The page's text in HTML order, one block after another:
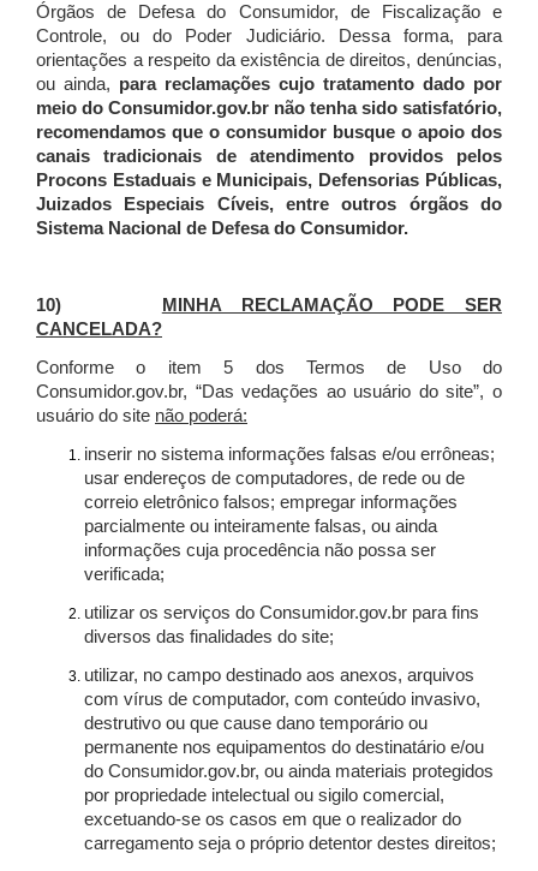
Órgãos de Defesa do Consumidor, de Fiscalização e
Controle, ou do Poder Judiciário. Dessa forma, para
orientações a respeito da existência de direitos, denúncias,
ou ainda, para reclamações cujo tratamento dado por
meio do Consumidor.gov.br não tenha sido satisfatório,
recomendamos que o consumidor busque o apoio dos
canais tradicionais de atendimento providos pelos
Procons Estaduais e Municipais, Defensorias Públicas,
Juizados Especiais Cíveis, entre outros órgãos do
Sistema Nacional de Defesa do Consumidor.
10)
MINHA RECLAMAÇÃO PODE SER
CANCELADA?
Conforme o item 5 dos Termos de Uso do
Consumidor.gov.br, “Das vedações ao usuário do site”, o
usuário do site não poderá:
inserir no sistema informações falsas e/ou errôneas;
usar endereços de computadores, de rede ou de
correio eletrônico falsos; empregar informações
parcialmente ou inteiramente falsas, ou ainda
informações cuja procedência não possa ser
verificada;
utilizar os serviços do Consumidor.gov.br para fins
diversos das finalidades do site;
utilizar, no campo destinado aos anexos, arquivos
com vírus de computador, com conteúdo invasivo,
destrutivo ou que cause dano temporário ou
permanente nos equipamentos do destinatário e/ou
do Consumidor.gov.br, ou ainda materiais protegidos
por propriedade intelectual ou sigilo comercial,
excetuando-se os casos em que o realizador do
carregamento seja o próprio detentor destes direitos;